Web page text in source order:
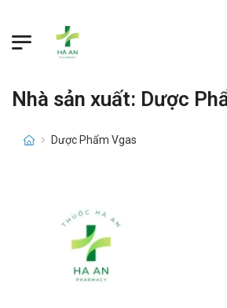
Nhà sản xuất: Dược
Dược Phẩm Vgas